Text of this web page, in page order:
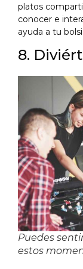
platos
conocer e
ayuda a tu
8.
Puedes
estos